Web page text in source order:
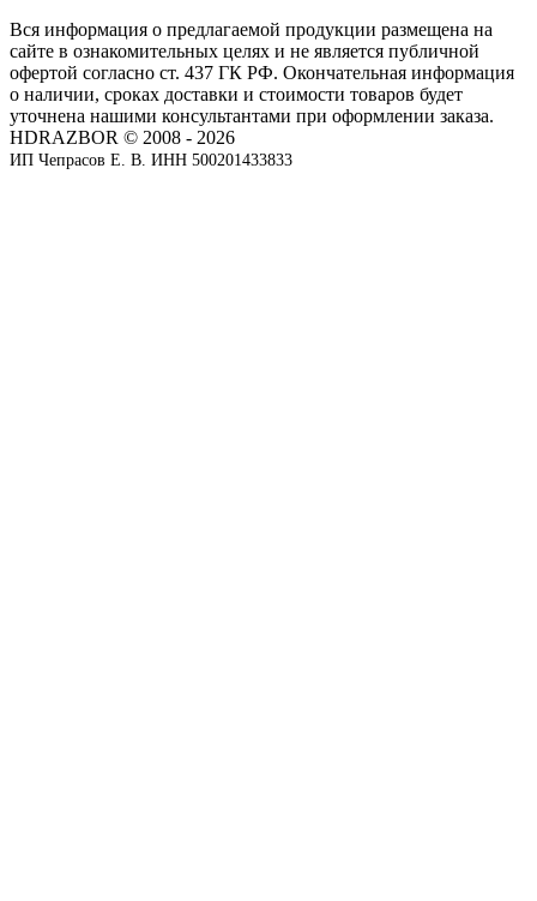
Вся информация о предлагаемой продукции размещена на
сайте в ознакомительных целях и не является публичной
офертой согласно ст. 437 ГК РФ. Окончательная информация
о наличии, сроках доставки и стоимости товаров будет
уточнена нашими консультантами при оформлении заказа.
HDRAZBOR © 2008 - 2026
ИП Чепрасов Е. В. ИНН 500201433833